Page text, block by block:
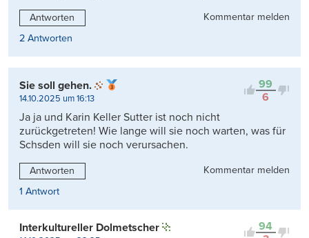
Antworten
Kommentar melden
2 Antworten
99
6
Sie soll gehen.
14.10.2025 um 16:13
Ja ja und Karin Keller Sutter ist noch nicht
zurückgetreten! Wie lange will sie noch warten, was für
Schsden will sie noch verursachen.
Antworten
Kommentar melden
1 Antwort
94
Interkultureller Dolmetscher